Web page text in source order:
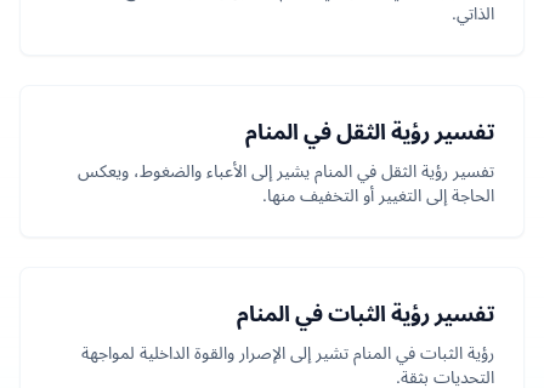
الذاتي.
تفسير رؤية الثقل في المنام
تفسير رؤية الثقل في المنام يشير إلى الأعباء والضغوط، ويعكس
الحاجة إلى التغيير أو التخفيف منها.
تفسير رؤية الثبات في المنام
رؤية الثبات في المنام تشير إلى الإصرار والقوة الداخلية لمواجهة
التحديات بثقة.